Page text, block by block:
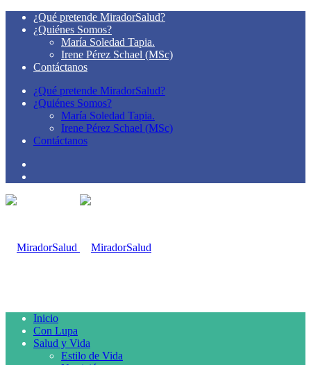
¿Qué pretende MiradorSalud?
¿Quiénes Somos?
María Soledad Tapia.
Irene Pérez Schael (MSc)
Contáctanos
¿Qué pretende MiradorSalud?
¿Quiénes Somos?
María Soledad Tapia.
Irene Pérez Schael (MSc)
Contáctanos
Inicio
Con Lupa
Salud y Vida
Estilo de Vida